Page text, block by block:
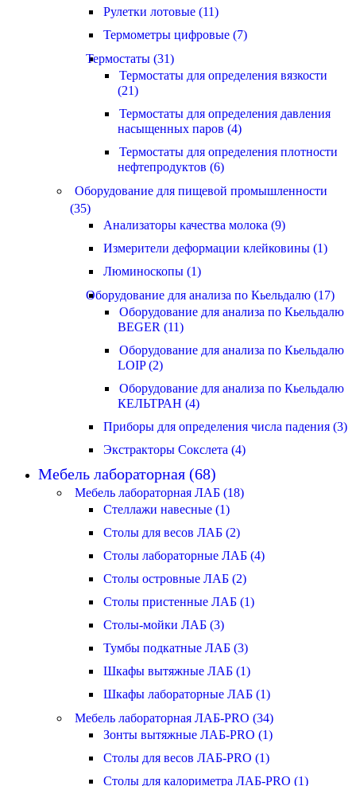
Рулетки лотовые (11)
Термометры цифровые (7)
Термостаты (31)
Термостаты для определения вязкости
(21)
Термостаты для определения давления
насыщенных паров (4)
Термостаты для определения плотности
нефтепродуктов (6)
Оборудование для пищевой промышленности
(35)
Анализаторы качества молока (9)
Измерители деформации клейковины (1)
Люминоскопы (1)
Оборудование для анализа по Кьельдалю (17)
Оборудование для анализа по Кьельдалю
BEGER (11)
Оборудование для анализа по Кьельдалю
LOIP (2)
Оборудование для анализа по Кьельдалю
КЕЛЬТРАН (4)
Приборы для определения числа падения (3)
Экстракторы Сокслета (4)
Мебель лабораторная (68)
Мебель лабораторная ЛАБ (18)
Стеллажи навесные (1)
Столы для весов ЛАБ (2)
Столы лабораторные ЛАБ (4)
Столы островные ЛАБ (2)
Столы пристенные ЛАБ (1)
Столы-мойки ЛАБ (3)
Тумбы подкатные ЛАБ (3)
Шкафы вытяжные ЛАБ (1)
Шкафы лабораторные ЛАБ (1)
Мебель лабораторная ЛАБ-PRO (34)
Зонты вытяжные ЛАБ-PRO (1)
Столы для весов ЛАБ-PRO (1)
Столы для калориметра ЛАБ-PRO (1)